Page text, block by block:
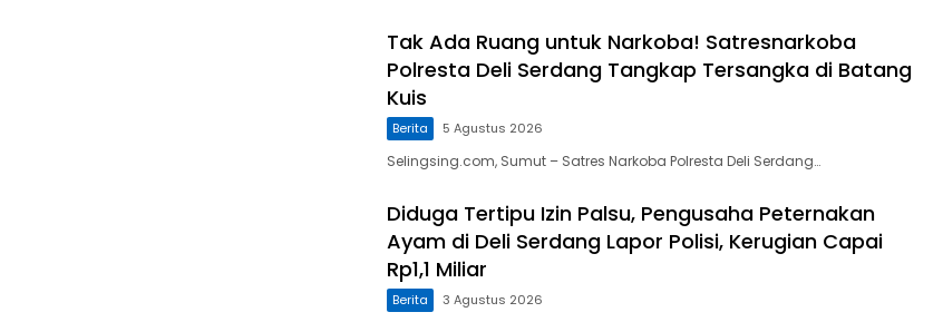
Tak Ada Ruang untuk Narkoba! Satresnarkoba
Polresta Deli Serdang Tangkap Tersangka di Batang
Kuis
Berita 5 Agustus 2026
Selingsing.com, Sumut – Satres Narkoba Polresta Deli Serdang…
Diduga Tertipu Izin Palsu, Pengusaha Peternakan
Ayam di Deli Serdang Lapor Polisi, Kerugian Capai
Rp1,1 Miliar
Berita 3 Agustus 2026